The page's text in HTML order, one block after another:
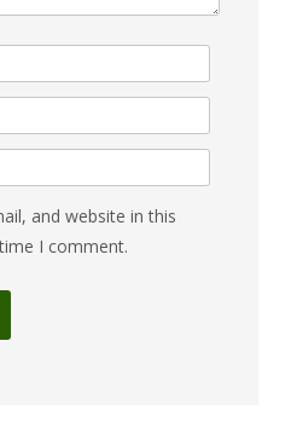
and website in this
I comment.